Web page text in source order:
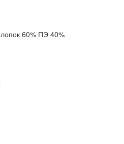
60% ПЭ 40%